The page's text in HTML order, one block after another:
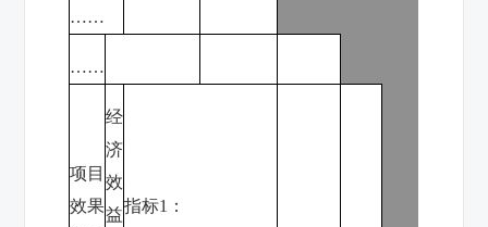
……
……
项目
效果
经
济
效
益指标1 ：